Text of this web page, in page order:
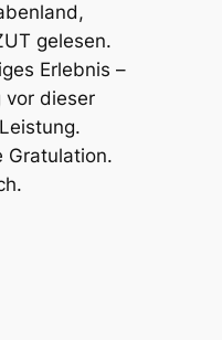
gelesen.
Erlebnis –
vor dieser
Gratulation.